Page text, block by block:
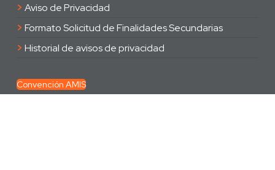
> Aviso de Privacidad
> Formato Solicitud de Finalidades Secundarias
> Historial de avisos de privacidad
Convención AMIS